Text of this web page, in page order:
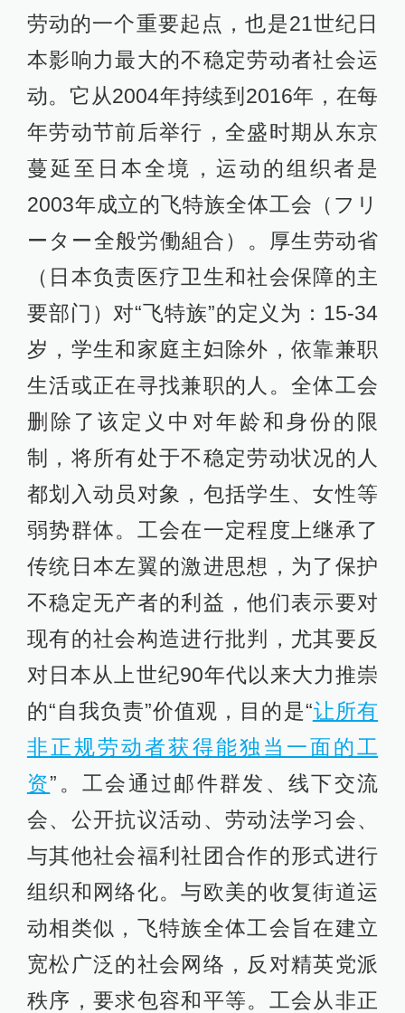
劳动的一个重要起点，也是21世纪日
本影响力最大的不稳定劳动者社会运
动。它从2004年持续到2016年，在每
年劳动节前后举行，全盛时期从东京
蔓延至日本全境，运动的组织者是
2003年成立的飞特族全体工会（フリ
ーター全般労働組合）。厚生劳动省
（日本负责医疗卫生和社会保障的主
要部门）对“飞特族”的定义为：15-34
岁，学生和家庭主妇除外，依靠兼职
生活或正在寻找兼职的人。全体工会
删除了该定义中对年龄和身份的限
制，将所有处于不稳定劳动状况的人
都划入动员对象，包括学生、女性等
弱势群体。工会在一定程度上继承了
传统日本左翼的激进思想，为了保护
不稳定无产者的利益，他们表示要对
现有的社会构造进行批判，尤其要反
对日本从上世纪90年代以来大力推崇
的“自我负责”价值观，目的是“让所有
非正规劳动者获得能独当一面的工
资”。工会通过邮件群发、线下交流
会、公开抗议活动、劳动法学习会、
与其他社会福利社团合作的形式进行
组织和网络化。与欧美的收复街道运
动相类似，飞特族全体工会旨在建立
宽松广泛的社会网络，反对精英党派
秩序，要求包容和平等。工会从非正